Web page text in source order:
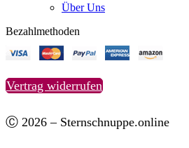
Über Uns
Bezahlmethoden
Vertrag widerrufen
Ⓒ 2026 – Sternschnuppe.online